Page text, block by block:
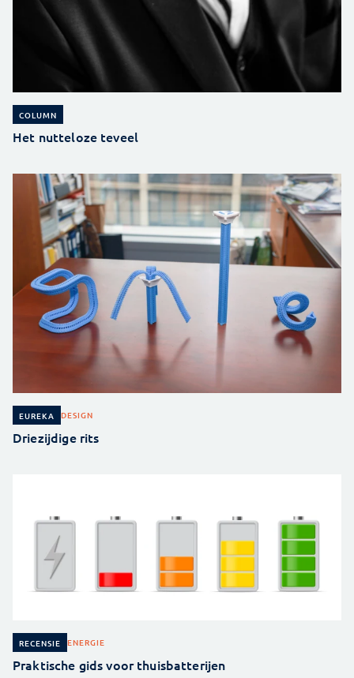
COLUMN
Het nutteloze teveel
EUREKA DESIGN
Driezijdige rits
RECENSIE ENERGIE
Praktische gids voor thuisbatterijen